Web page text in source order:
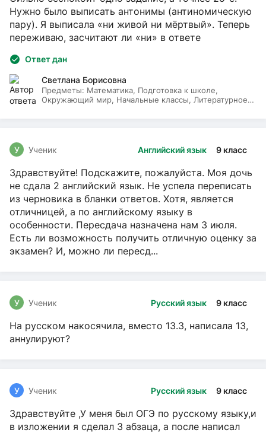
Нужно было выписать антонимы (антиномическую
пару). Я выписала «ни живой ни мёртвый». Теперь
переживаю, засчитают ли «ни» в ответе
Ответ дан
Светлана Борисовна
Предметы: Математика, Подготовка к школе,
Окружающий мир, Начальные классы, Литературное
Английский язык 9 класс
У Ученик
Здравствуйте! Подскажите, пожалуйста. Моя дочь
не сдала 2 английский язык. Не успела переписать
из черновика в бланки ответов. Хотя, является
отличницей, а по английскому языку в
особенности. Пересдача назначена нам 3 июля.
Есть ли возможность получить отличную оценку за
экзамен? И, можно ли пересд...
Русский язык 9 класс
У Ученик
На русском накосячила, вместо 13.3, написала 13,
аннулируют?
Русский язык 9 класс
У Ученик
Здравствуйте ,У меня был ОГЭ по русскому языку,и
в изложении я сделал 3 абзаца, а после написал